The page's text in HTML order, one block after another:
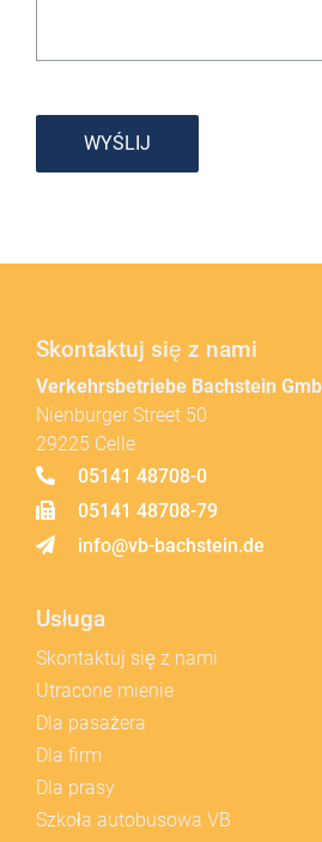
WYŚLIJ
Skontaktuj się z nami
Verkehrsbetriebe Bachstein
Nienburger Street 50
29225 Celle
05141 48708-0
05141 48708-79
info@vb-bachstein.de
Usługa
Skontaktuj się z nami
Utracone mienie
Dla pasażera
Dla firm
Dla prasy
Szkoła autobusowa VB